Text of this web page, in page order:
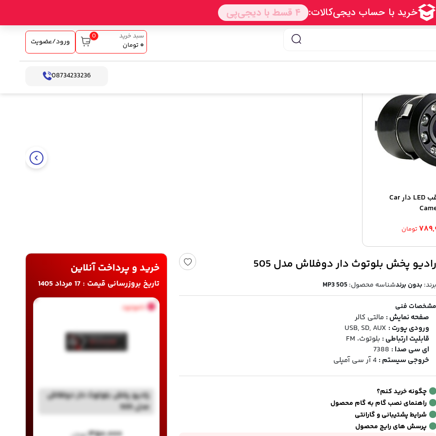
0
۰ تومان
سبد خرید
ورود/عضویت
08734233236
/ رادیو پخش بلوتوث دار دوفلاش مدل 505
دوربین دنده عقب LED دار Car
تومان
رادیو پخش بلوتوث دار دوفلاش مدل 505
برند: بدون برندشناسه محصول:MP3 505
مشخصات فنی
صفحه نمایش : مالتی کالر
ورودی پورت : USB, SD, AUX
قابلیت ارتباطی : بلوتوث، FM
ای سی صدا : 7388
خروجی سیستم : 4 آر سی آمپلی
چگونه خرید کنم؟
راهنمای نصب گام به گام محصول
شرایط پشتیبانی و گارانتی
پرسش های رایج محصول
خرید و پرداخت آنلاین
تاریخ بروزرسانی قیمت : 17 مرداد 1405
ناموجود
رادیو پخش بلوتوث دار دوفلاش
مدل 505